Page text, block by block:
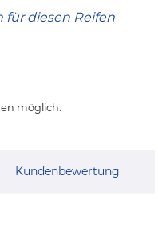
für diesen Reifen
möglich.
Kundenbewertung